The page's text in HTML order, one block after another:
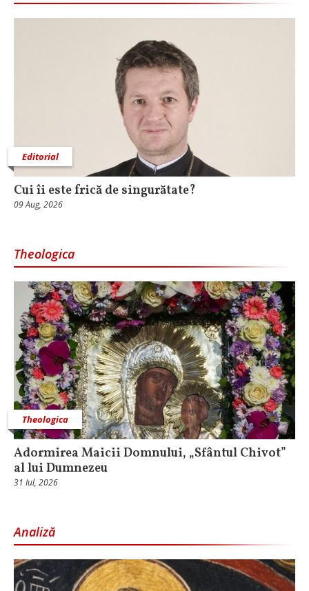
Editorial
Cui îi este frică de singurătate?
09 Aug, 2026
Theologica
Theologica
Adormirea Maicii Domnului, „Sfântul Chivot”
al lui Dumnezeu
31 Iul, 2026
Analiză